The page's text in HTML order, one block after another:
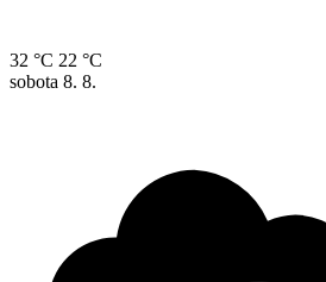
32 °C 22 °C
sobota 8. 8.